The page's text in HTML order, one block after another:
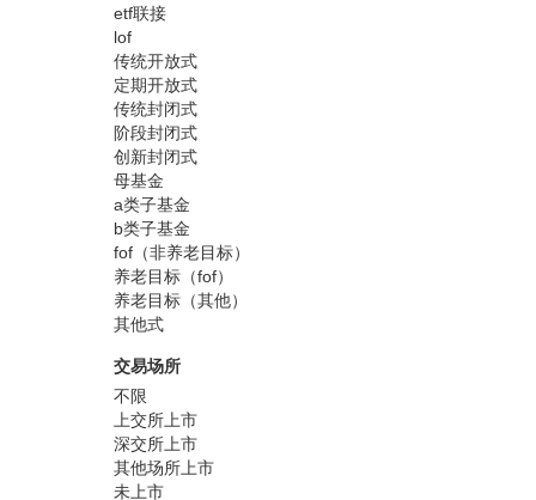
etf联接
lof
传统开放式
定期开放式
传统封闭式
阶段封闭式
创新封闭式
母基金
a类子基金
b类子基金
fof（非养老目标）
养老目标（fof）
养老目标（其他）
其他式
交易场所
不限
上交所上市
深交所上市
其他场所上市
未上市